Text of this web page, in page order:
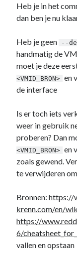
Heb je in het
dan ben je nu
Heb je geen --
handmatig de
moet je deze
<VMID_BRON> en
de interface
Is er toch iets
weer in gebruik
proberen? Dan
<VMID_BRON> en
zoals gewend.
te verwijderen
Bronnen:https://
krenn.com/en/
https://
6/
vallen en opstaan